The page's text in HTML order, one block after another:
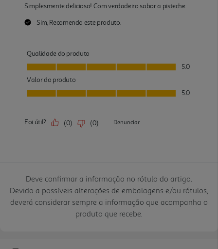
Deve confirmar a informação no rótulo do artigo.
Devido a possíveis alterações de embalagens e/ou rótulos,
deverá considerar sempre a informação que acompanha o
produto que recebe.